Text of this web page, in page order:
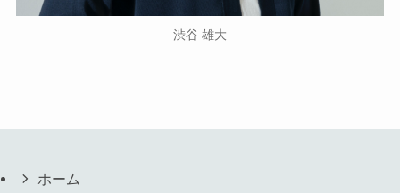
渋谷 雄大
ホーム